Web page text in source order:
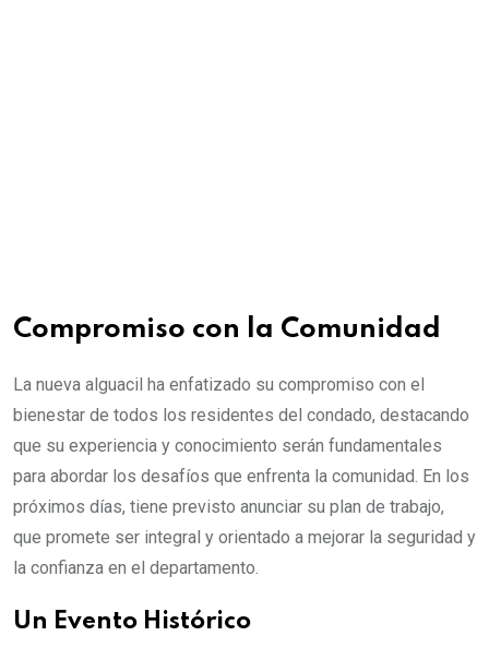
Compromiso con la Comunidad
La nueva alguacil ha enfatizado su compromiso con el
bienestar de todos los residentes del condado, destacando
que su experiencia y conocimiento serán fundamentales
para abordar los desafíos que enfrenta la comunidad. En los
próximos días, tiene previsto anunciar su plan de trabajo,
que promete ser integral y orientado a mejorar la seguridad y
la confianza en el departamento.
Un Evento Histórico